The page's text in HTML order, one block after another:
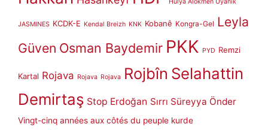
JASMINES KCDK-E Kendal Breizh KNK Kobanê Kongra-Gel Leyla
Güven Osman Baydemir PKK PYD Remzi
Kartal Rojava Rojava Rojava Rojbîn Selahattin
Demirtaş Stop Erdoğan Sırrı Süreyya Önder
Vingt-cinq années aux côtés du peuple kurde